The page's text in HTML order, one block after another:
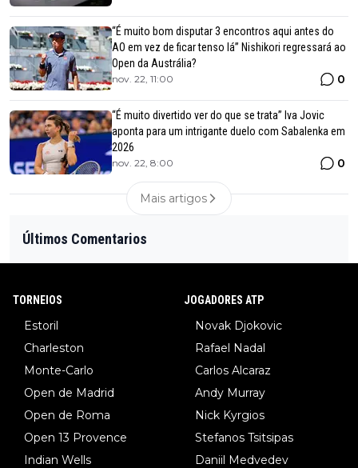
“É muito bom disputar 3 encontros aqui antes do
AO em vez de ficar tenso lá” Nishikori regressará ao
Open da Austrália?
nov. 22, 11:00 0
“É muito divertido ver do que se trata” Iva Jovic
aponta para um intrigante duelo com Sabalenka em
2026
nov. 22, 8:00 0
Mais artigos
Últimos Comentarios
TORNEIOS
Estoril
Charleston
Monte-Carlo
Open de Madrid
Open de Roma
Open 13 Provence
Indian Wells
JOGADORES ATP
Novak Djokovic
Rafael Nadal
Carlos Alcaraz
Andy Murray
Nick Kyrgios
Stefanos Tsitsipas
Daniil Medvedev